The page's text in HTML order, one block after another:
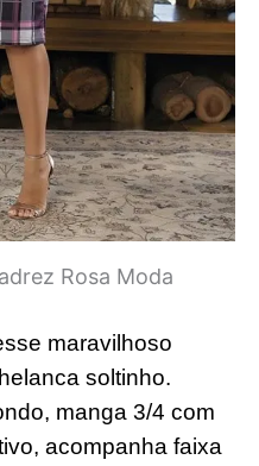
Rosa Moda
maravilhoso
soltinho.
manga 3/4 com
acompanha faixa